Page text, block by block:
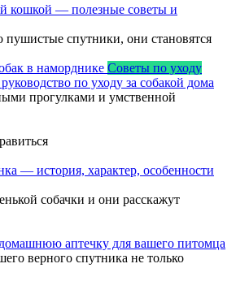
кошкой — полезные советы и
пушистые спутники, они становятся
Советы по уходу
по уходу за собакой дома
прогулками и умственной
— история, характер, особенности
собачки и они расскажут
аптечку для вашего питомца
верного спутника не только